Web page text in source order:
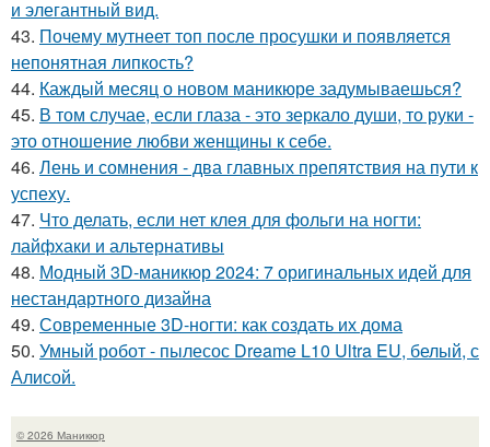
и элегантный вид.
43. Почему мутнеет топ после просушки и появляется
непонятная липкость?
44. Каждый месяц о новом маникюре задумываешься?
45. В том случае, если глаза - это зеркало души, то руки -
это отношение любви женщины к себе.
46. Лень и сомнения - два главных препятствия на пути к
успеху.
47. Что делать, если нет клея для фольги на ногти:
лайфхаки и альтернативы
48. Модный 3D-маникюр 2024: 7 оригинальных идей для
нестандартного дизайна
49. Современные 3D-ногти: как создать их дома
50. Умный робот - пылесос Dreame L10 Ultra EU, белый, с
Алисой.
© 2026 Маникюр